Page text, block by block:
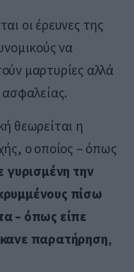
οι έρευνες της
να
μαρτυρίες αλλά
θεωρείται η
ο οποίος – όπως
γυρισμένη την
πίσω
– όπως είπε
παρατήρηση,